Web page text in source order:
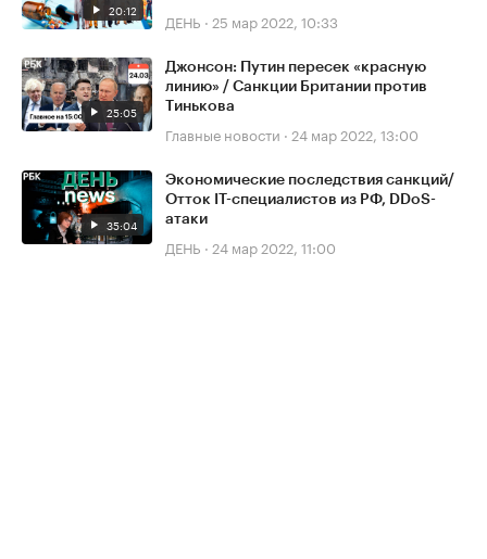
20:12 ДЕНЬ · 25 мар 2022, 10:33
25:05
Джонсон: Путин пересек «красную
линию» / Санкции Британии против
Тинькова
Главные новости · 24 мар 2022, 13:00
35:04
Экономические последствия санкций/
Отток IT-специалистов из РФ, DDoS-
атаки
ДЕНЬ · 24 мар 2022, 11:00